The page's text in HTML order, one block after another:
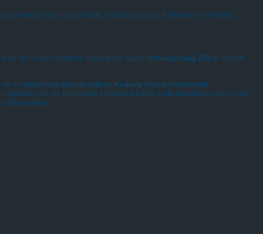
ohnehin nicht überbreit ist, so dass man ohne Probleme den Verkehr
für den Fahrradverkehr entlang der neuen Ortsumgehung B56 n einsetzt.
Ostumgehung unterbrochene Radweg Düren-Girbelsrath
mit der kompletten Freigabe der B56 wohl unrealistisch geworden
müsste.